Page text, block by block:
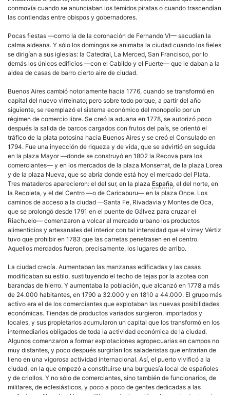
conmovía cuando se anunciaban los temidos piratas o cuando trascendían
las contiendas entre obispos y gobernadores.
Pocas fiestas —como la de la coronación de Fernando VI— sacudían la
calma aldeana. Y sólo los domingos se animaba la ciudad cuando los fieles
se dirigían a sus iglesias: la Catedral, La Merced, San Francisco, por lo
demás los únicos edificios —con el Cabildo y el Fuerte— que le daban a la
aldea de casas de barro cierto aire de ciudad.
Buenos Aires cambió notoriamente hacia 1776, cuando se transformó en
capital del nuevo virreinato; pero sobre todo porque, a partir del año
siguiente, se reemplazó el sistema económico del monopolio por un
régimen de comercio libre. Se creó la aduana en 1778, se autorizó poco
después la salida de barcos cargados con frutos del país, se orientó el
tráfico de la plata potosina hacia Buenos Aires y se creó el Consulado en
1794. Fue una inyección de riqueza y de vida, que se advirtió en seguida
en la plaza Mayor —donde se construyó en 1802 la Recova para los
comerciantes— y en los mercados de la plaza Monserrat, de la plaza Lorea
y de la plaza Nueva, que se abría donde está hoy el mercado del Plata.
Tres mataderos aparecieron: el del sur, en la plaza España, el del norte, en
la Recoleta, y el del Centro —o de Caricaburu— en la plaza Once. Los
caminos de acceso a la ciudad —Santa Fe, Rivadavia y Montes de Oca,
que se prolongó desde 1791 en el puente de Gálvez para cruzar el
Riachuelo— comenzaron a volcar al mercado urbano los productos
alimenticios y artesanales del interior con tal intensidad que el virrey Vértiz
tuvo que prohibir en 1783 que las carretas penetrasen en el centro.
Aquellos mercados fueron, precisamente, los lugares de arribo.
La ciudad crecía. Aumentaban las manzanas edificadas y las casas
modificaban su estilo, sustituyendo el techo de tejas por la azotea con
barandas de hierro. Y aumentaba la población, que alcanzó en 1778 a más
de 24.000 habitantes, en 1790 a 32.000 y en 1810 a 44.000. El grupo más
activo era el de los comerciantes que explotaban las nuevas posibilidades
económicas. Tiendas de productos variados surgieron, importados y
locales, y sus propietarios acumularon un capital que los transformó en los
intermediarios obligados de toda la actividad económica de la ciudad.
Algunos comenzaron a formar explotaciones agropecuarias en campos no
muy distantes, y poco después surgirían los saladeristas que entrarían de
lleno en una vigorosa actividad internacional. Así, el puerto vivificó a la
ciudad, en la que empezó a constituirse una burguesía local de españoles
y de criollos. Y no sólo de comerciantes, sino también de funcionarios, de
militares, de eclesiásticos, y poco a poco de gentes dedicadas a las